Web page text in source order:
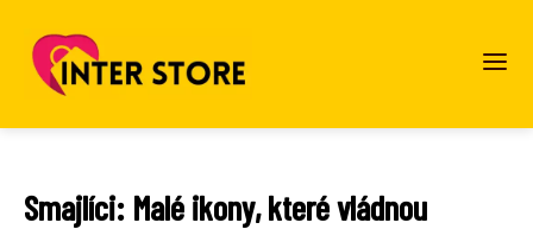
Smajlíci: Malé ikony, které vládnou